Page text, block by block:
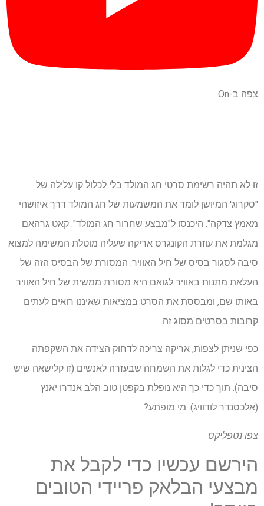
צפה ב-On
זו לא תהיה רשימת סרטי חג המולד בלי לכלול קו עלילה של
"סקרוג' המיושן לומד את המשמעות של חג המולד דרך איזושהי
מאמץ צדקה". היכנסו ל"מבצע שחרור חג המולד". קאט גרהאם
מגלמת את עוזרת הקונגרס אריקה שעליה מוטלת המשימה למצוא
סיבה לסגור בסיס של חיל האוויר. המסורת של הבסיס הזה של
העלאת מתנות באוויר לגואם היא מסורת ממשית של חיל האוויר
באותו שם, ומבססת את הסרט במציאות שאיננו רואים לעתים
קרובות בסרטים מסוג זה.
כפי שניתן לצפות, אריקה צריכה לדחוק הצידה את השקפתה
הצינית כדי לגלות את השמחה שבעזרה לאנשים (זו קלישאה שיש
סיבה). תוך כדי כך היא נופלת בקפטן טוב הלב אנדרו יאנץ
(אלכסנדר לודוויג). מי מופתע?
צפו נטפליקס
הירשם עכשיו כדי לקבל את
מבצעי הבלאק פריידי הטובים